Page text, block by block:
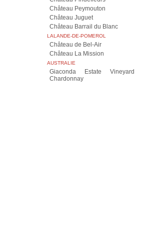
Château Peymouton
Château Juguet
Château Barrail du Blanc
LALANDE-DE-POMEROL
Château de Bel-Air
Château La Mission
AUSTRALIE
Giaconda Estate Vineyard
Chardonnay